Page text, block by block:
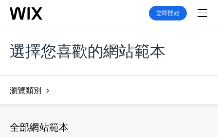
立即開始
選擇您喜歡的網站範本
瀏覽類別
全部網站範本